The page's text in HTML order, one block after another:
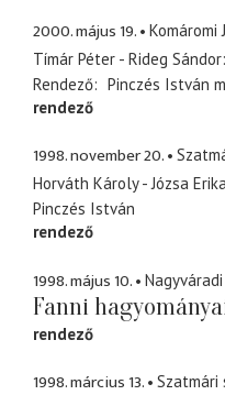
2000. május 19.
Komáromi
Tímár Péter - Rideg Sándor
Rendező Pinczés István
rendező
1998. november 20.
Horváth Károly - Józsa
Pinczés István
rendező
1998. május 10.
Fanni
rendező
1998. március 13. Szatmári